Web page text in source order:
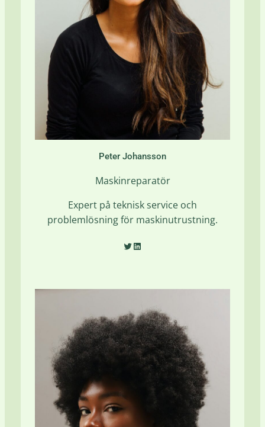
Peter Johansson
Maskinreparatör
Expert på teknisk service och
problemlösning för maskinutrustning.
Twitter LinkedIn